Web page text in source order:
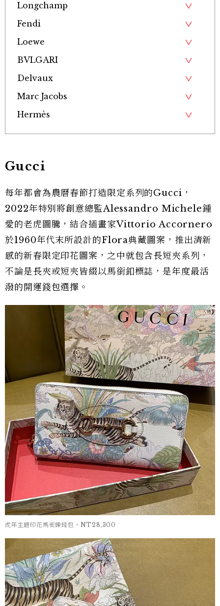
Longchamp
Fendi
Loewe
BVLGARI
Delvaux
Marc Jacobs
Hermès
Gucci
每年都會為農曆春節打造限定系列的Gucci，
2022年特別將創意總監Alessandro Michele鍾
愛的老虎圖騰，結合插畫家Vittorio Accornero
於1960年代末所設計的Flora典藏圖案，推出清新
感的新春限定印花圖案，之中就包含長短夾系列，
不論是長夾或短夾皆綴以馬銜釦標誌，是年度最活
潑的開運錢包選擇。
虎年主題印花馬銜鍊錢包，NT28,300